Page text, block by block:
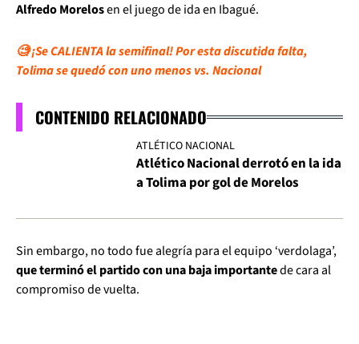
Alfredo Morelosen el juego de ida en Ibagué.
🧐 ¡Se CALIENTA la semifinal! Por esta discutida falta,
Tolima se quedó con uno menos vs. Nacional
CONTENIDO RELACIONADO
ATLÉTICO NACIONAL
Atlético Nacional derrotó en la ida
a Tolima por gol de Morelos
Sin embargo, no todo fue alegría para el equipo ‘verdolaga’,
que terminó el partido con una baja importantede cara al
compromiso de vuelta.